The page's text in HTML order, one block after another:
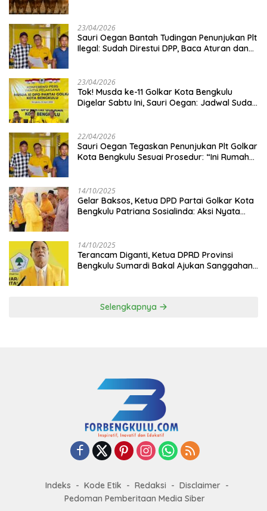
23/04/2026
Sauri Oegan Bantah Tudingan Penunjukan Plt
Ilegal: Sudah Direstui DPP, Baca Aturan dan
23/04/2026
‎Tok! Musda ke-11 Golkar Kota Bengkulu
Digelar Sabtu Ini, Sauri Oegan: Jadwal Sudah
22/04/2026
Sauri Oegan Tegaskan Penunjukan Plt Golkar
Kota Bengkulu Sesuai Prosedur: “Ini Rumah
14/10/2025
‎Gelar Baksos, Ketua DPD Partai Golkar Kota
Bengkulu Patriana Sosialinda: Aksi Nyata
14/10/2025
Terancam Diganti, Ketua DPRD Provinsi
Bengkulu Sumardi Bakal Ajukan Sanggahan
Selengkapnya
Indeks Kode Etik Redaksi
Disclaimer
Pedoman Pemberitaan Media Siber